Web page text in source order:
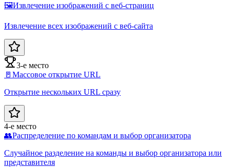
🖼️Извлечение изображений с веб-страниц
Извлечение всех изображений с веб-сайта
3-е место
🚪 Массовое открытие URL
Открытие нескольких URL сразу
4-е место
👥Распределение по командам и выбор организатора
Случайное разделение на команды и выбор организатора или
представителя